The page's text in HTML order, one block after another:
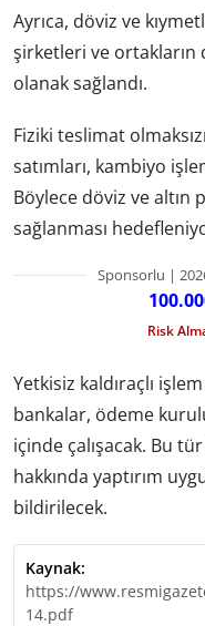
Ayrıca, döviz ve
şirketleri ve ortakların
olanak sağlandı.
Fiziki teslimat
satımları, kambiyo
Böylece döviz ve altın
sağlanması
Sponsorlu |
Risk
Yetkisiz kaldıraçlı
bankalar, ödeme
içinde çalışacak. Bu
hakkında yaptırım
bildirilecek.
Kaynak:
https://
14.pdf